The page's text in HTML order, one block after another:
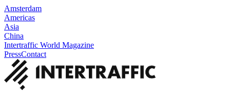
Amsterdam
Americas
Asia
China
Intertraffic World Magazine
PressContact